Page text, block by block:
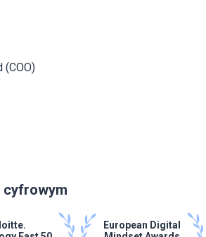
(COO)
cyfrowym
European Digital